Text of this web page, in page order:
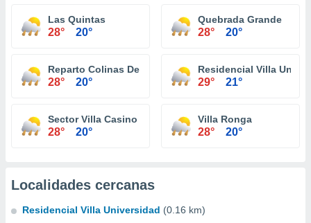
Las Quintas
28° 20°
Quebrada Grande
28° 20°
Reparto Colinas De Monte Verde
28° 20°
Residencial Villa
29° 21°
Sector Villa Casino
28° 20°
Villa Ronga
28° 20°
Localidades cercanas
Residencial Villa Universidad (0.16 km)